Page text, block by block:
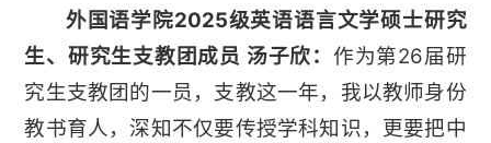
外国语学院2025级英语语言文学硕士研究
生、研究生支教团成员 汤子欣： 作为第26届研
究生支教团的一员，支教这一年，我以教师身份
教书育人，深知不仅要传授学科知识，更要把中